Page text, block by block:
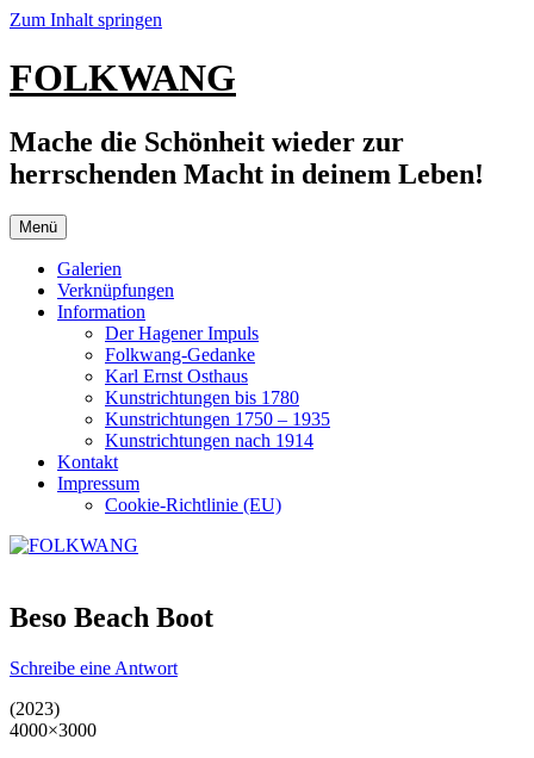
Zum Inhalt springen
FOLKWANG
Mache die Schönheit wieder zur
herrschenden Macht in deinem Leben!
Menü
Galerien
Verknüpfungen
Information
Der Hagener Impuls
Folkwang-Gedanke
Karl Ernst Osthaus
Kunstrichtungen bis 1780
Kunstrichtungen 1750 – 1935
Kunstrichtungen nach 1914
Kontakt
Impressum
Cookie-Richtlinie (EU)
Beso Beach Boot
Schreibe eine Antwort
(2023)
4000×3000